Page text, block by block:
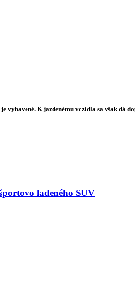
vybavené. K jazdenému vozidla sa však dá
ladeného SUV